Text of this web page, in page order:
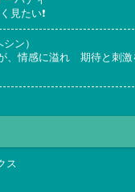
見たい❗
ン）
、情感に溢れ 期待と刺激
ス